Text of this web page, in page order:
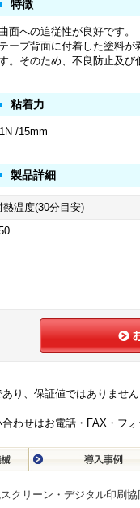
特徴
曲面への追従性が良好です。
テープ背面に付着した塗料
。そのため、不良防止及び
粘着力
/15mm
製品詳細
熱温度(30分目安)
り、保証値ではありませ
わせはお電話・FAX・フ
クリーン・デジタル印刷協